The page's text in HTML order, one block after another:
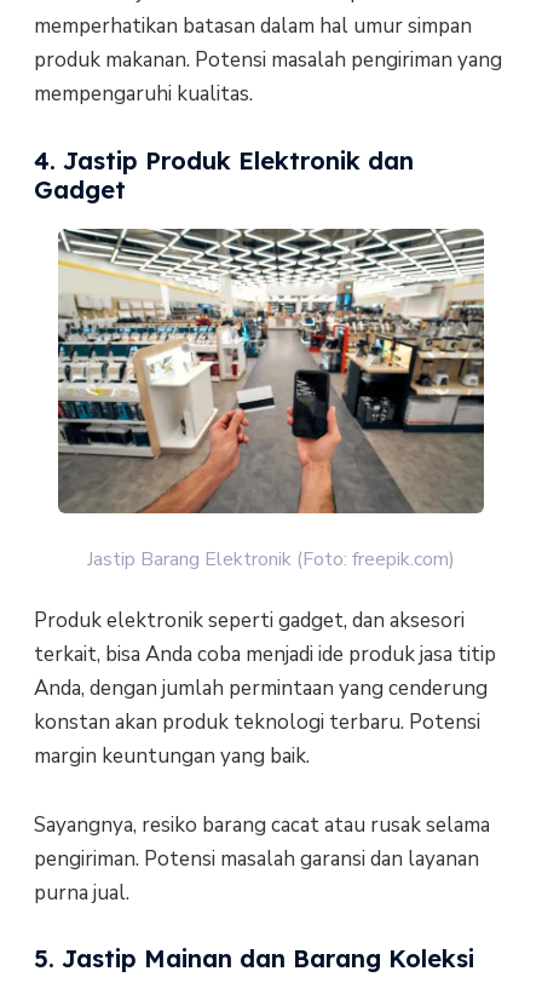
memperhatikan batasan dalam hal umur simpan
produk makanan. Potensi masalah pengiriman yang
mempengaruhi kualitas.
4. Jastip Produk Elektronik dan
Gadget
Jastip Barang Elektronik (Foto: freepik.com)
Produk elektronik seperti gadget, dan aksesori
terkait, bisa Anda coba menjadi ide produk jasa titip
Anda, dengan jumlah permintaan yang cenderung
konstan akan produk teknologi terbaru. Potensi
margin keuntungan yang baik.
Sayangnya, resiko barang cacat atau rusak selama
pengiriman. Potensi masalah garansi dan layanan
purna jual.
5. Jastip Mainan dan Barang Koleksi